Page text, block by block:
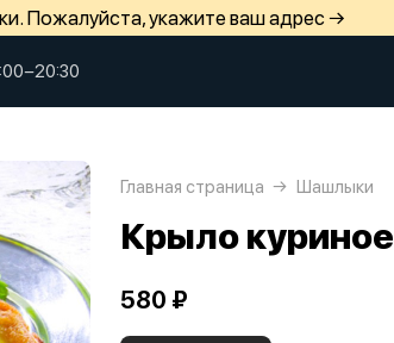
Пожалуйста, укажите ваш адрес →
Главная страница Шашлыки
Крыло куриное
580 ₽